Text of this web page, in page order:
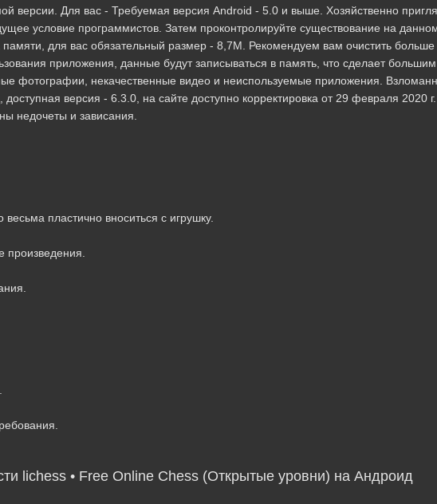
версии. Для вас - Требуемая версия Android - 5.0 и выше. Хозяйственно
условие программистов. Затем проконтролируйте существование на
памяти, для вас обязательный размер - 8,7M. Рекомендуем вам очистить больше
приложения, данные будут записываться в память, что сделает
фотографии, некачественные видео и неиспользуемые приложения.
версия - 6.3.0, на сайте доступно корректировка от 29 февраля 2020
недочеты и зависания.
весьма пластично вноситься с игрушку.
произведения.
lichess • Free Online Chess (Открытые уровни) на Андроид